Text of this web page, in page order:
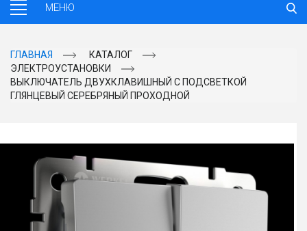
ГЛАВНАЯ
КАТАЛОГ
ЭЛЕКТРОУСТАНОВКИ
ВЫКЛЮЧАТЕЛЬ ДВУХКЛАВИШНЫЙ С ПОДСВЕТКОЙ
ГЛЯНЦЕВЫЙ СЕРЕБРЯНЫЙ ПРОХОДНОЙ